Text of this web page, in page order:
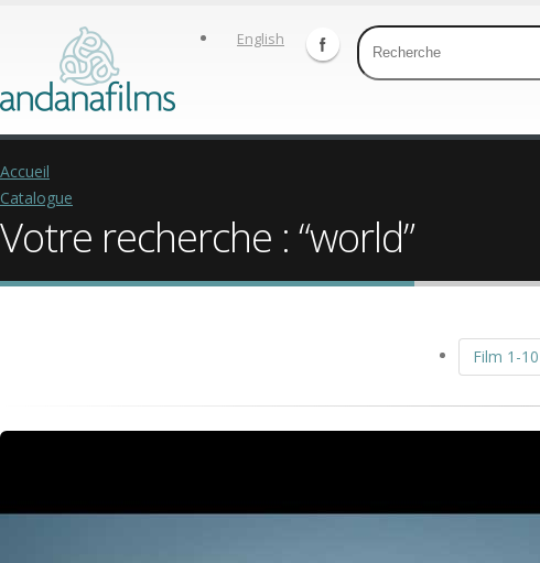
English
Accueil
Catalogue
Votre recherche : “world”
Film 1-